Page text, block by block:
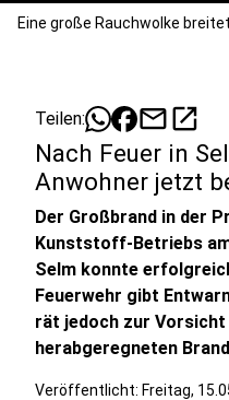
Eine große Rauchwolke
Teilen: mailopen_in_new
Nach Feuer in
Anwohner jetzt
Der Großbrand in der
Kunststoff-Betriebs
Selm konnte
Feuerwehr gibt
rät jedoch zur Vorsicht
herabgeregneten
Veröffentlicht: Freitag,